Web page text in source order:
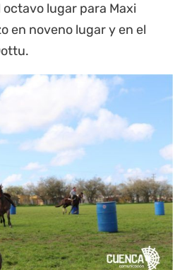
lugar para Maxi
en noveno lugar y en el